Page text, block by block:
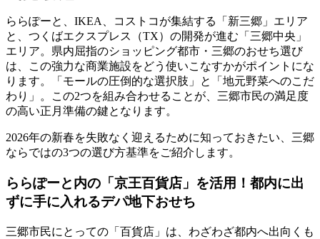
ららぽーと、IKEA、コストコが集結する「新三郷」エリア
と、つくばエクスプレス（TX）の開発が進む「三郷中央」
エリア。県内屈指のショッピング都市・三郷のおせち選び
は、この強力な商業施設をどう使いこなすかがポイントにな
ります。
「モールの圧倒的な選択肢」と「地元野菜へのこだ
わり」
。この2つを組み合わせることが、三郷市民の満足度
の高い正月準備の鍵となります。
2026年の新春を失敗なく迎えるために知っておきたい、三郷
ならではの3つの選び方基準をご紹介します。
ららぽーと内の「京王百貨店」を活用！都内に出
ずに手に入れるデパ地下おせち
三郷市民にとっての「百貨店」は、わざわざ都内へ出向くも